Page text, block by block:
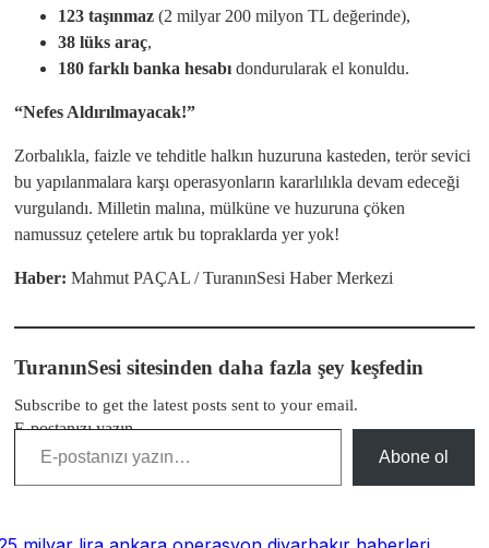
123 taşınmaz (2 milyar 200 milyon TL değerinde),
38 lüks araç,
180 farklı banka hesabı dondurularak el konuldu.
“Nefes Aldırılmayacak!”
Zorbalıkla, faizle ve tehditle halkın huzuruna kasteden, terör sevici
bu yapılanmalara karşı operasyonların kararlılıkla devam edeceği
vurgulandı. Milletin malına, mülküne ve huzuruna çöken
namussuz çetelere artık bu topraklarda yer yok!
Haber: Mahmut PAÇAL / TuranınSesi Haber Merkezi
TuranınSesi sitesinden daha fazla şey keşfedin
Subscribe to get the latest posts sent to your email.
E-postanızı yazın…
Abone ol